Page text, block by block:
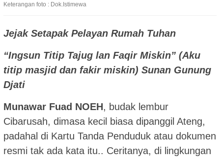
Keterangan foto : Dok.Istimewa
Jejak Setapak Pelayan Rumah Tuhan
“Ingsun Titip Tajug lan Faqir Miskin” (Aku
titip masjid dan fakir miskin) Sunan Gunung
Djati
Munawar Fuad NOEH, budak lembur
Cibarusah, dimasa kecil biasa dipanggil Ateng,
padahal di Kartu Tanda Penduduk atau dokumen
resmi tak ada kata itu.. Ceritanya, di lingkungan